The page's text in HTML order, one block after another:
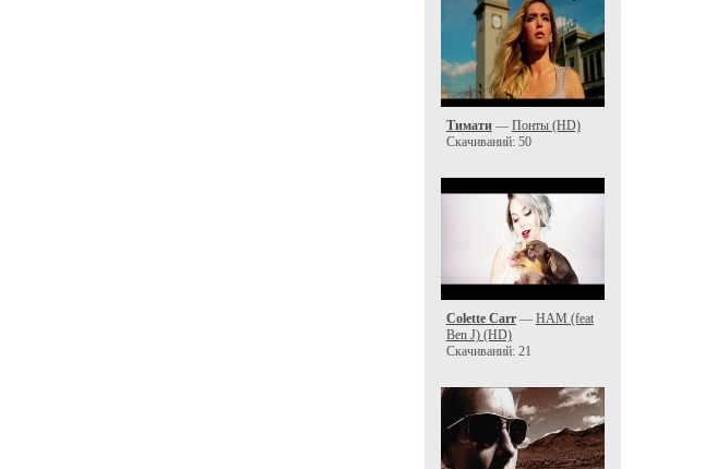
Тимати— Понты (HD)
Скачиваний: 50
Colette Carr— HAM (feat
Ben J) (HD)
Скачиваний: 21